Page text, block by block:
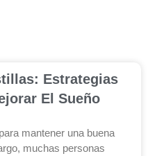
Estrategias
El Sueño
mantener una buena
muchas personas